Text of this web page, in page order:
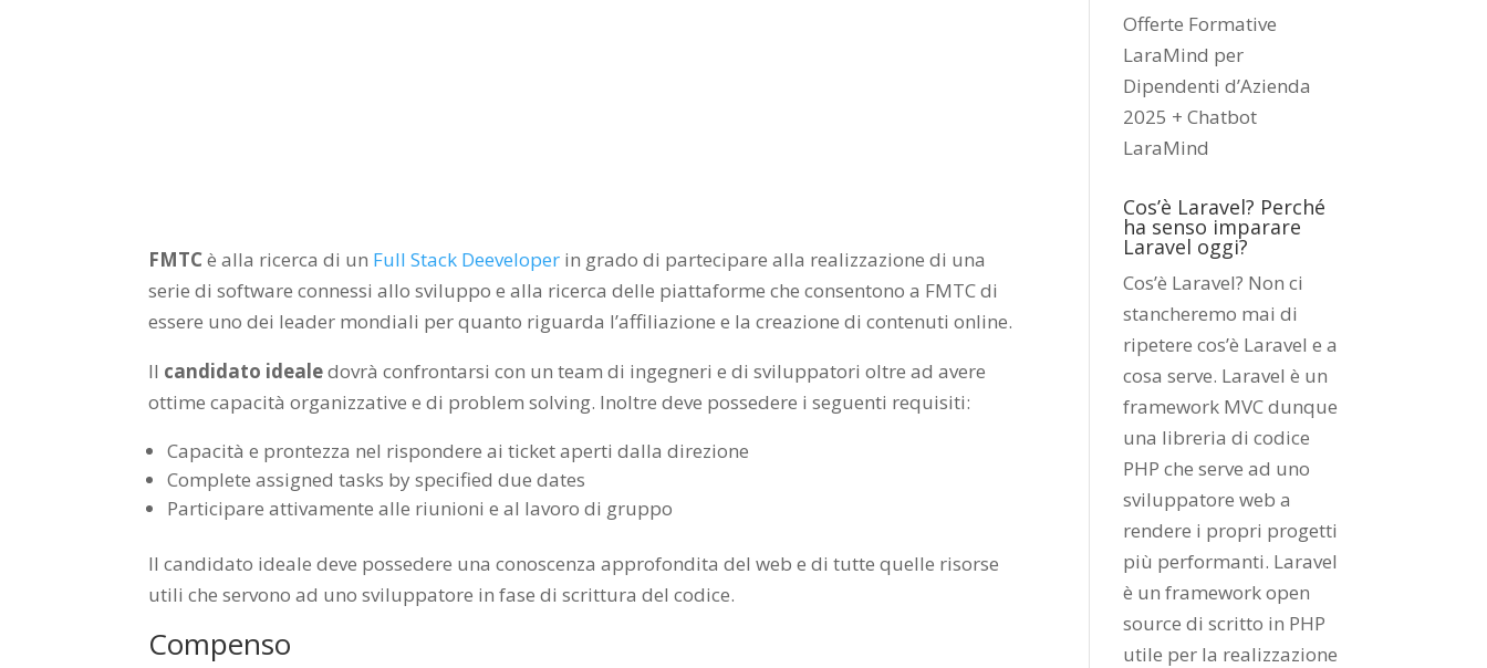
FMTCè alla ricerca di un Full Stack Deeveloper in grado di partecipare alla realizzazione di una
serie di software connessi allo sviluppo e alla ricerca delle piattaforme che consentono a FMTC di
essere uno dei leader mondiali per quanto riguarda l’affiliazione e la creazione di contenuti online.
Il candidato idealedovrà confrontarsi con un team di ingegneri e di sviluppatori oltre ad avere
ottime capacità organizzative e di problem solving. Inoltre deve possedere i seguenti requisiti:
Capacità e prontezza nel rispondere ai ticket aperti dalla direzione
Complete assigned tasks by specified due dates
Participare attivamente alle riunioni e al lavoro di gruppo
Il candidato ideale deve possedere una conoscenza approfondita del web e di tutte quelle risorse
utili che servono ad uno sviluppatore in fase di scrittura del codice.
Compenso
Offerte Formative
LaraMind per
Dipendenti d’Azienda
2025 + Chatbot
LaraMind
Cos’è Laravel? Perché
ha senso imparare
Laravel oggi?
Cos’è Laravel? Non ci
stancheremo mai di
ripetere cos’è Laravel e a
cosa serve. Laravel è un
framework MVC dunque
una libreria di codice
PHP che serve ad uno
sviluppatore web a
rendere i propri progetti
più performanti. Laravel
è un framework open
source di scritto in PHP
utile per la realizzazione